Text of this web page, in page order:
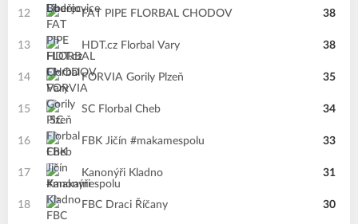
12 FAT PIPE FLORBAL CHODOV 38
13 HDT.cz Florbal Vary 38
14 FORVIA Gorily Plzeň 35
15 SC Florbal Cheb 34
16 FBK Jičín #makamespolu 33
17 Kanonýři Kladno 31
18 FBC Draci Říčany 30